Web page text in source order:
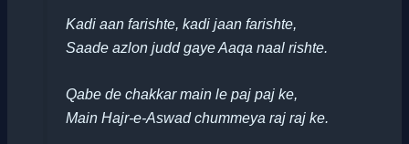
Kadi aan farishte, kadi jaan farishte,
Saade azlon judd gaye Aaqa naal rishte.
Qabe de chakkar main le paj paj ke,
Main Hajr-e-Aswad chummeya raj raj ke.